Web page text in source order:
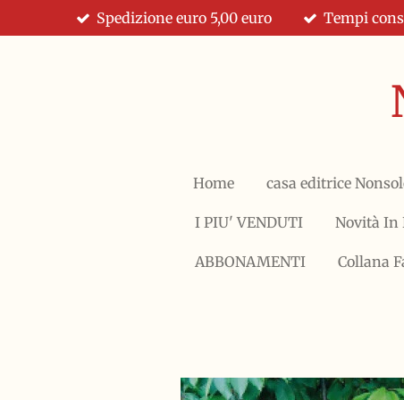
al
Spedizione euro 5,00 euro Tempi
Home casa editrice
I PIU' VENDUTI Novità In
ABBONAMENTI Collana